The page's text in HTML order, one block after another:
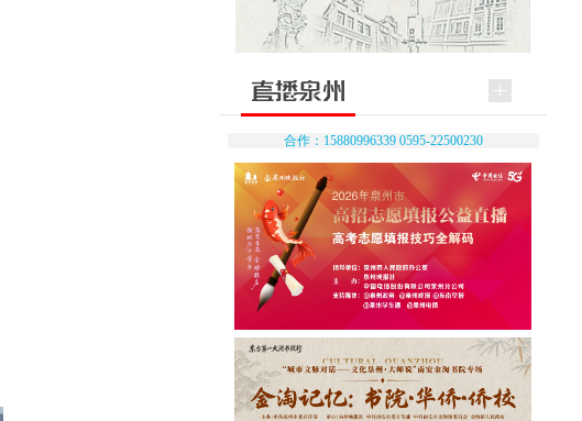
合作：15880996339 0595-22500230